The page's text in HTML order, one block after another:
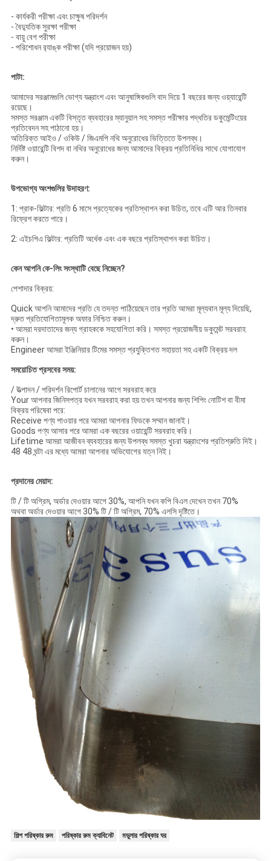
- কার্যকরী পরীক্ষা এবং চাক্ষুষ পরিদর্শন
- বৈদ্যুতিক সুরক্ষা পরীক্ষা
- বায়ু বেগ পরীক্ষা
- পরিশোধন র‌্যাঙ্ক পরীক্ষা (যদি প্রয়োজন হয়)
পাটা:
আমাদের সরঞ্জামগুলি ভোগ্য যন্ত্রাংশ এবং আনুষাঙ্গিকগুলি বাদ দিয়ে 1 বছরের জন্য ওয়্যারেন্টি
রয়েছে।
সমস্ত সরঞ্জাম একটি বিস্তৃত ব্যবহারের ম্যানুয়াল সহ সমস্ত পরীক্ষার পদ্ধতির ডকুমেন্টিংয়ের
প্রতিবেদন সহ পাঠানো হয়।
অতিরিক্ত আইও / ওকিউ / জিএমপি নথি অনুরোধের ভিত্তিতে উপলব্ধ।
নির্দিষ্ট ওয়ারেন্টি বিশদ বা নথির অনুরোধের জন্য আমাদের বিক্রয় প্রতিনিধির সাথে যোগাযোগ
করুন।
উপভোগ্য অংশগুলির উদাহরণ:
1: প্রাক-ফিল্টার: প্রতি 6 মাসে প্রত্যেকের প্রতিস্থাপন করা উচিত, তবে এটি আর তিনবার
রিফ্রেশ করতে পারে।
2: এইচপিএ ফিল্টার: প্রতিটি অর্ধেক এবং এক বছরে প্রতিস্থাপন করা উচিত।
কেন আপনি কে-লিং সংস্থাটি বেছে নিচ্ছেন?
পেশাদার বিক্রয়:
Quick আপনি আমাদের প্রতি যে তদন্ত পাঠিয়েছেন তার প্রতি আমরা মূল্যবান মূল্য দিয়েছি,
দ্রুত প্রতিযোগিতামূলক অফার নিশ্চিত করুন।
• আমরা দরদাতাদের জন্য গ্রাহককে সহযোগিতা করি। সমস্ত প্রয়োজনীয় ডকুমেন্ট সরবরাহ
করুন।
Engineer আমরা ইঞ্জিনিয়ার টিমের সমস্ত প্রযুক্তিগত সহায়তা সহ একটি বিক্রয় দল
সময়োচিত প্রসবের সময়:
/ উত্পাদন / পরিদর্শন রিপোর্ট চালানের আগে সরবরাহ করে
Your আপনার জিনিসপত্র যখন সরবরাহ করা হয় তখন আপনার জন্য শিপিং নোটিশ বা বীমা
বিক্রয় পরিষেবা পরে:
Receive পণ্য পাওয়ার পরে আমরা আপনার ফিডকে সম্মান জানাই।
Goods পণ্য আসার পরে আমরা এক বছরের ওয়ারেন্টি সরবরাহ করি।
Lifetime আমরা আজীবন ব্যবহারের জন্য উপলব্ধ সমস্ত খুচরা যন্ত্রাংশের প্রতিশ্রুতি দিই।
48 48 ঘন্টা এর মধ্যে আমরা আপনার অভিযোগের যত্ন নিই।
প্রদানের মেয়াদ:
টি / টি অগ্রিম, অর্ডার দেওয়ার আগে 30%, আপনি যখন কপি বিএল দেখেন তখন 70%
অথবা অর্ডার দেওয়ার আগে 30% টি / টি অগ্রিম, 70% এলসি দৃষ্টিতে।
শিল্প পরিষ্কার রুম পরিষ্কার রুম ক্যাবিনেট মডুলার পরিষ্কার ঘর